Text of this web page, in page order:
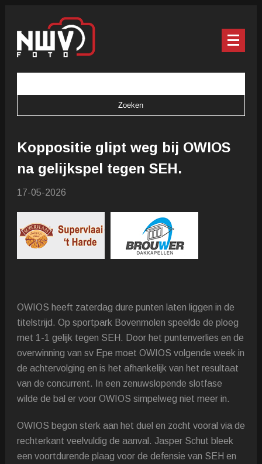
Koppositie glipt weg bij OWIOS
na gelijkspel tegen SEH.
17-05-2026
OWIOS heeft zaterdag dure punten laten liggen in de
titelstrijd. Op sportpark Bovenmolen speelde de ploeg
met 1-1 gelijk tegen SEH. Door het puntenverlies en de
overwinning van sv Epe moet OWIOS volgende week in
de achtervolging en is het afhankelijk van het resultaat
van de concurrent. In een zenuwslopende slotfase
wilde de bal er voor OWIOS simpelweg niet meer in.
OWIOS begon sterk aan het duel en zocht vooral via de
rechterkant veelvuldig de aanval. Jasper Schut bleek
een voortdurende plaag voor de defensie van SEH en